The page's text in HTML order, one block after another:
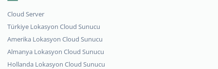
Cloud Server
Türkiye Lokasyon Cloud Sunucu
Amerika Lokasyon Cloud Sunucu
Almanya Lokasyon Cloud Sunucu
Hollanda Lokasyon Cloud Sunucu